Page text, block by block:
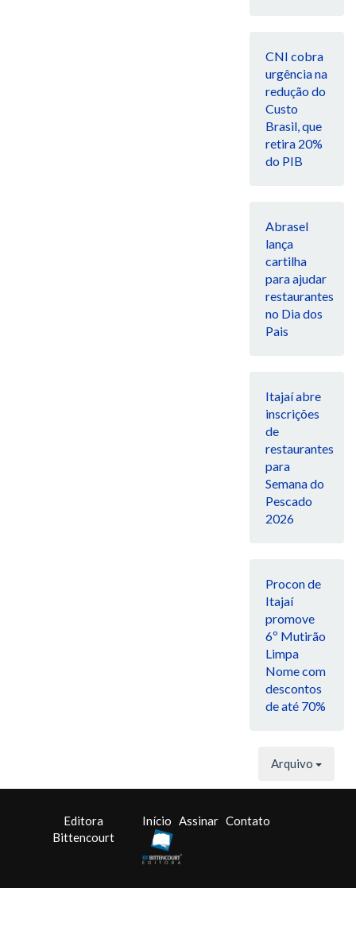
CNI cobra
urgência na
redução do
Custo
Brasil, que
retira 20%
do PIB
Abrasel
lança
cartilha
para ajudar
restaurantes
no Dia dos
Pais
Itajaí abre
inscrições
de
restaurantes
para
Semana do
Pescado
2026
Procon de
Itajaí
promove
6º Mutirão
Limpa
Nome com
descontos
de até 70%
Arquivo
Editora
Bittencourt
Início Assinar Contato